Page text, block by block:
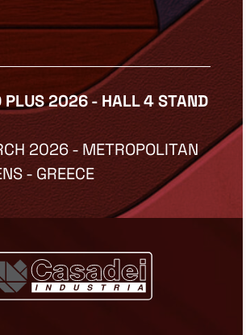
PLUS 2026 - HALL 4 STAND
2026 - METROPOLITAN
- GREECE